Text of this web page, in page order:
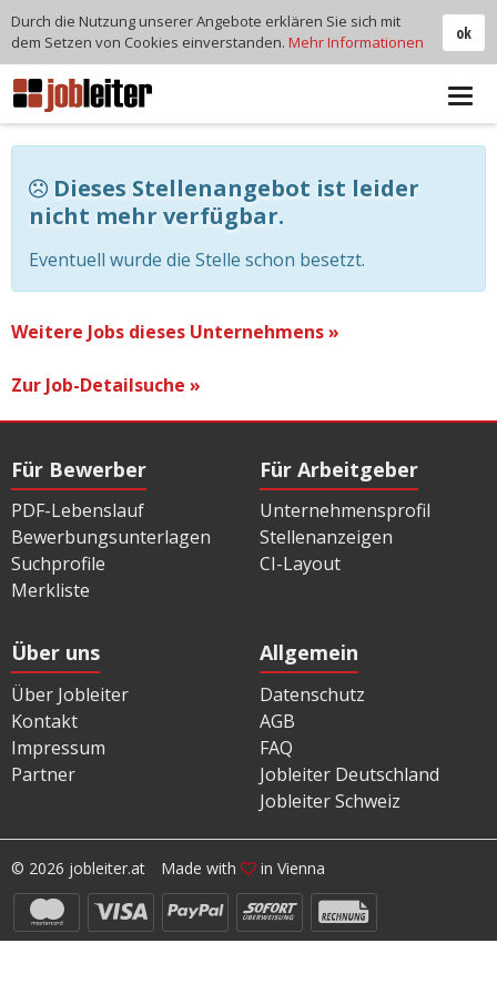
Dieses Stellenangebot ist leider
nicht mehr verfügbar.
Eventuell wurde die Stelle schon besetzt.
Weitere Jobs dieses Unternehmens »
Zur Job-Detailsuche »
Für Bewerber
PDF-Lebenslauf
Bewerbungsunterlagen
Suchprofile
Merkliste
Für Arbeitgeber
Unternehmensprofil
Stellenanzeigen
CI-Layout
Über uns
Über Jobleiter
Kontakt
Impressum
Partner
Allgemein
Datenschutz
AGB
FAQ
Jobleiter Deutschland
Jobleiter Schweiz
© 2026 jobleiter.at Made with in Vienna
ok
Durch die Nutzung unserer Angebote erklären Sie sich mit
dem Setzen von Cookies einverstanden. Mehr Informationen